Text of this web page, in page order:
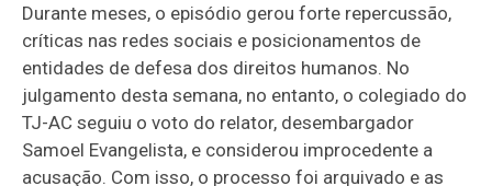
Durante meses, o episódio gerou forte repercussão,
críticas nas redes sociais e posicionamentos de
entidades de defesa dos direitos humanos. No
julgamento desta semana, no entanto, o colegiado do
TJ-AC seguiu o voto do relator, desembargador
Samoel Evangelista, e considerou improcedente a
acusação. Com isso, o processo foi arquivado e as